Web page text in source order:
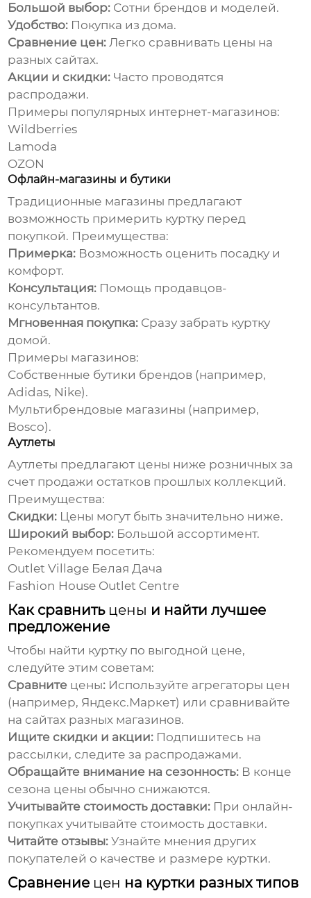
Большой выбор: Сотни брендов и моделей.
Удобство: Покупка из дома.
Сравнение цен: Легко сравнивать цены на
разных сайтах.
Акции и скидки: Часто проводятся
распродажи.
Примеры популярных интернет-магазинов:
Wildberries
Lamoda
OZON
Офлайн-магазины и бутики
Традиционные магазины предлагают
возможность примерить куртку перед
покупкой. Преимущества:
Примерка: Возможность оценить посадку и
комфорт.
Консультация: Помощь продавцов-
консультантов.
Мгновенная покупка: Сразу забрать куртку
домой.
Примеры магазинов:
Собственные бутики брендов (например,
Adidas, Nike).
Мультибрендовые магазины (например,
Bosco).
Аутлеты
Аутлеты предлагают цены ниже розничных за
счет продажи остатков прошлых коллекций.
Преимущества:
Скидки: Цены могут быть значительно ниже.
Широкий выбор: Большой ассортимент.
Рекомендуем посетить:
Outlet Village Белая Дача
Fashion House Outlet Centre
Как сравнить цены и найти лучшее
предложение
Чтобы найти куртку по выгодной цене,
следуйте этим советам:
Сравните цены: Используйте агрегаторы цен
(например, Яндекс.Маркет) или сравнивайте
на сайтах разных магазинов.
Ищите скидки и акции: Подпишитесь на
рассылки, следите за распродажами.
Обращайте внимание на сезонность: В конце
сезона цены обычно снижаются.
Учитывайте стоимость доставки: При онлайн-
покупках учитывайте стоимость доставки.
Читайте отзывы: Узнайте мнения других
покупателей о качестве и размере куртки.
Сравнение цен на куртки разных типов